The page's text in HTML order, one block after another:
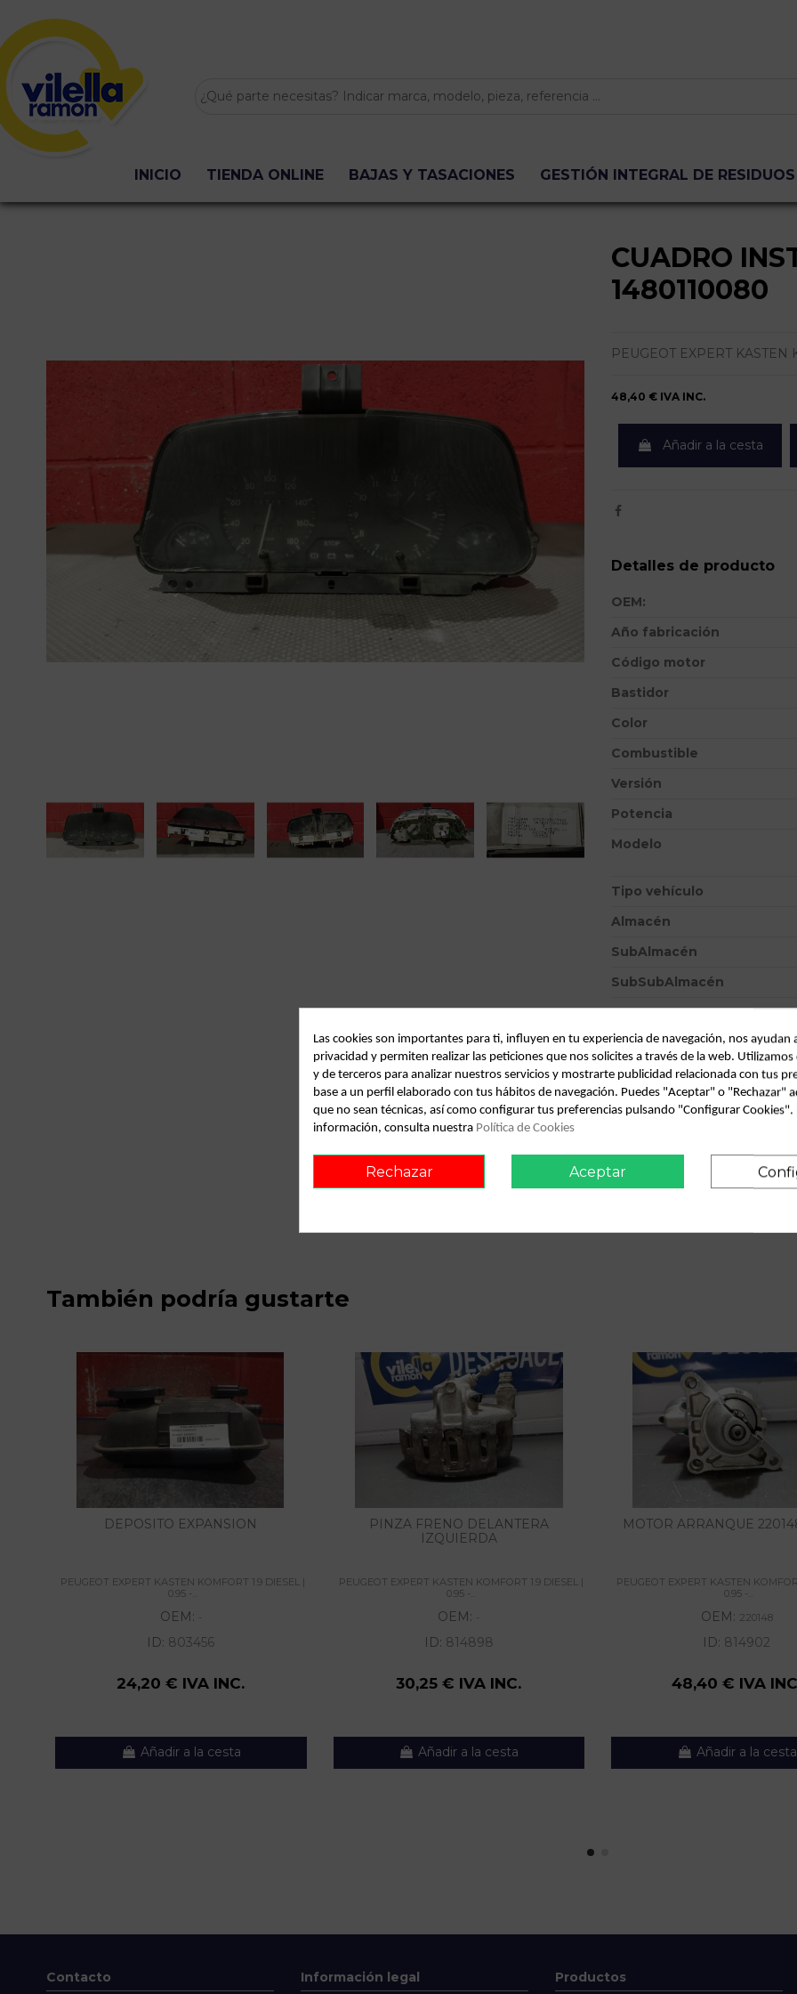
INICIO TIENDA ONLINE BAJAS Y TASACIONES GESTIÓN INTEGRAL DE RESIDUOS
CUADRO
1480110080
PEUGEOT EXPERT KASTEN
48,40 € IVA INC.
Añadir a la cesta
Detalles de producto
OEM:
Año fabricación
Código motor
Bastidor
Color
Combustible
Versión
Potencia
Modelo
Tipo vehículo
Almacén
SubAlmacén
SubSubAlmacén
Fecha disponible: 2022-04-04
Descripción
Recambio de cuadro
0.95 - ... 1.9 diesel | 0.95 - ...
También podría gustarte
DEPOSITO EXPANSION
PEUGEOT EXPERT KASTEN KOMFORT 1.9 DIESEL |
0.95 -...
OEM: -
ID: 803456
24,20 € IVA INC.
Añadir a la cesta
PINZA FRENO DELANTERA
IZQUIERDA
PEUGEOT EXPERT KASTEN KOMFORT 1.9 DIESEL |
0.95 -...
OEM: -
ID: 814898
30,25 € IVA INC.
Añadir a la cesta
MOTOR ARRANQUE
PEUGEOT EXPERT KASTEN
0.95 -...
OEM: 220148
ID: 814902
48,40 € IVA
Añadir a la cesta
Contacto Información legal Productos
Las cookies son importantes para ti, influyen en tu experiencia de navegación, nos ayudan
privacidad y permiten realizar las peticiones que nos solicites a través de la web.
y de terceros para analizar nuestros servicios y mostrarte publicidad relacionada con tus
base a un perfil elaborado con tus hábitos de navegación. Puedes "Aceptar" o "Rechazar"
que no sean técnicas, así como configurar tus preferencias pulsando "Configurar Cookies".
información, consulta nuestra Política de Cookies
Rechazar Aceptar